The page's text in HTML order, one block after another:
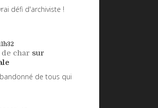
défi d'archiviste !
char sur
de tous qui